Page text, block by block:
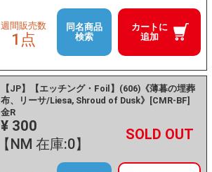
カートに
追加
週間販売数
1点
同名商品
検索
【JP】【エッチング・Foil】(606)《薄暮の埋葬
布、リーサ/Liesa, Shroud of Dusk》[CMR-BF]
金R
¥ 300
【NM 在庫:0】
－ +